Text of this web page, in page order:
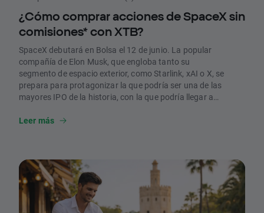
¿Cómo comprar acciones de SpaceX sin
comisiones* con XTB?
SpaceX debutará en Bolsa el 12 de junio. La popular
compañía de Elon Musk, que engloba tanto su
segmento de espacio exterior, como Starlink, xAI o X, se
prepara para protagonizar la que podría ser una de las
mayores IPO de la historia, con la que podría llegar a
estamos preparados para ofrecer a nuestros usuarios
clave de la operación y cómo puedes comprar acciones
de SpaceX en XTB sin comisiones por operación.
Leer más